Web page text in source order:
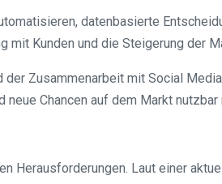
datenbasierte
Kunden und die Steigerung der
Zusammenarbeit mit Social
Chancen auf dem Markt nutzbar
Herausforderungen. Laut einer